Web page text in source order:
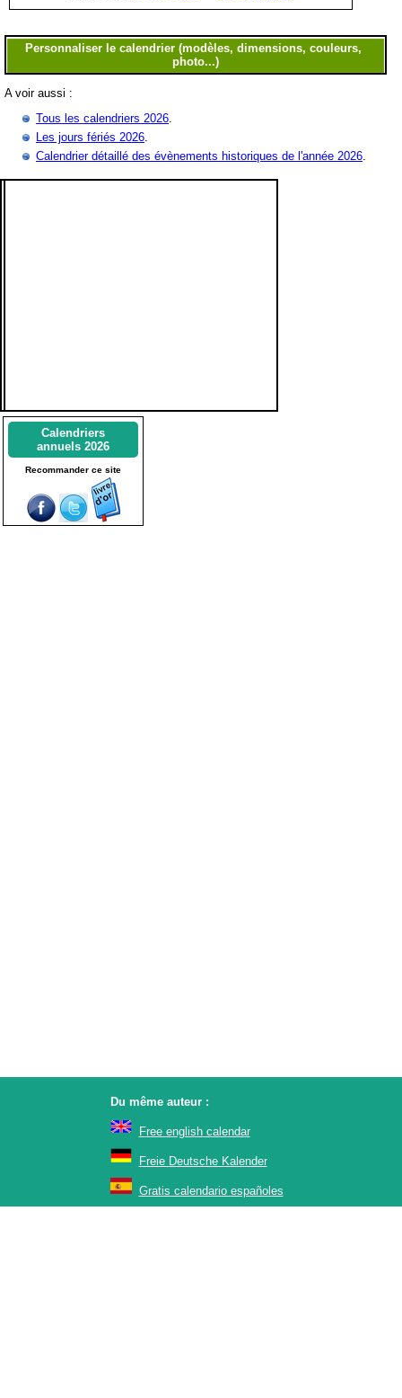
A voir aussi :
Tous les calendriers 2026.
Les jours fériés 2026.
Calendrier détaillé des évènements historiques de l'année 2026.
Calendriers
annuels 2026
Recommander ce site
Du même auteur :
Free english calendar
Freie Deutsche Kalender
Gratis calendario españoles